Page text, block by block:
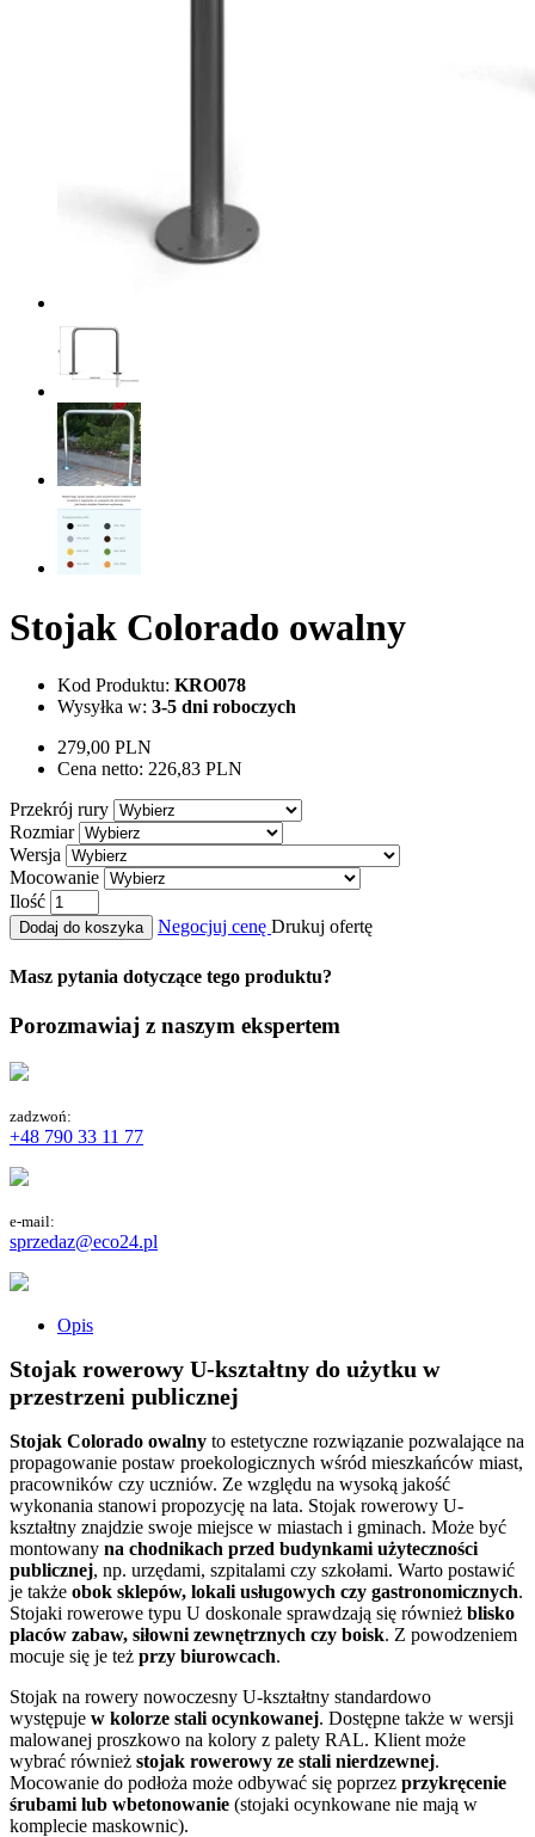
Stojak Colorado owalny
Kod Produktu: KRO078
Wysyłka w: 3-5 dni roboczych
279,00 PLN
Cena netto: 226,83 PLN
Przekrój rury
Rozmiar
Wersja
Mocowanie
Ilość
Dodaj do koszyka Negocjuj cenę Drukuj ofertę
Masz pytania dotyczące tego produktu?
Porozmawiaj z naszym ekspertem
zadzwoń:
+48 790 33 11 77
e-mail:
sprzedaz@eco24.pl
Opis
Stojak rowerowy U-kształtny do użytku w
przestrzeni publicznej
Stojak Colorado owalny to estetyczne rozwiązanie pozwalające na
propagowanie postaw proekologicznych wśród mieszkańców miast,
pracowników czy uczniów. Ze względu na wysoką jakość
wykonania stanowi propozycję na lata. Stojak rowerowy U-
kształtny znajdzie swoje miejsce w miastach i gminach. Może być
montowany na chodnikach przed budynkami użyteczności
publicznej, np. urzędami, szpitalami czy szkołami. Warto postawić
je także obok sklepów, lokali usługowych czy gastronomicznych.
Stojaki rowerowe typu U doskonale sprawdzają się również blisko
placów zabaw, siłowni zewnętrznych czy boisk. Z powodzeniem
mocuje się je też przy biurowcach.
Stojak na rowery nowoczesny U-kształtny standardowo
występuje w kolorze stali ocynkowanej. Dostępne także w wersji
malowanej proszkowo na kolory z palety RAL. Klient może
wybrać również stojak rowerowy ze stali nierdzewnej.
Mocowanie do podłoża może odbywać się poprzez przykręcenie
śrubami lub wbetonowanie (stojaki ocynkowane nie mają w
komplecie maskownic).